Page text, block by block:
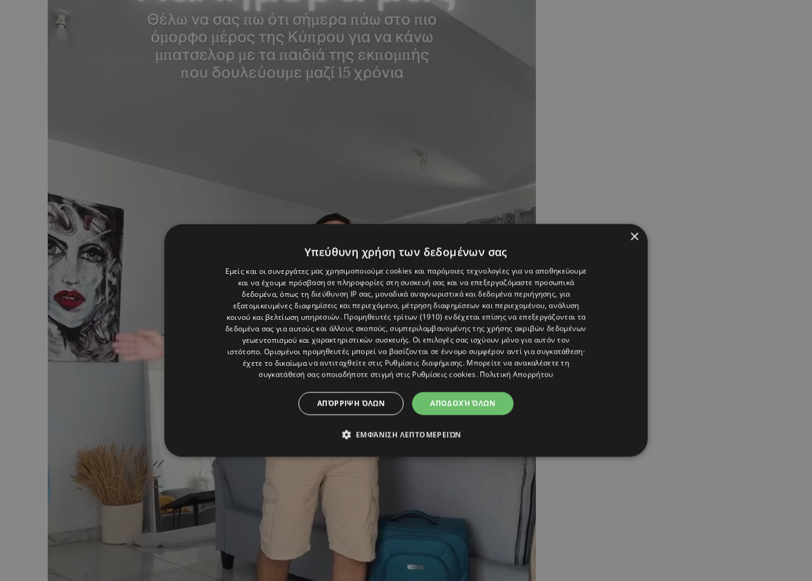
×
Υπεύθυνη χρήση των δεδομένων σας
Εμείς και οι συνεργάτες μας χρησιμοποιούμε cookies και παρόμοιες τεχνολογίες για να αποθηκεύουμε
και να έχουμε πρόσβαση σε πληροφορίες στη συσκευή σας και να επεξεργαζόμαστε προσωπικά
δεδομένα, όπως τη διεύθυνση IP σας, μοναδικά αναγνωριστικά και δεδομένα περιήγησης, για
εξατομικευμένες διαφημίσεις και περιεχόμενο, μέτρηση διαφημίσεων και περιεχομένου, ανάλυση
κοινού και βελτίωση υπηρεσιών. Προμηθευτές τρίτων (1910) ενδέχεται επίσης να επεξεργάζονται τα
δεδομένα σας για αυτούς και άλλους σκοπούς, συμπεριλαμβανομένης της χρήσης ακριβών δεδομένων
γεωεντοπισμού και χαρακτηριστικών συσκευής. Οι επιλογές σας ισχύουν μόνο για αυτόν τον
ιστότοπο. Ορισμένοι προμηθευτές μπορεί να βασίζονται σε έννομο συμφέρον αντί για συγκατάθεση·
έχετε το δικαίωμα να αντιταχθείτε στις Ρυθμίσεις διαφήμισης. Μπορείτε να ανακαλέσετε τη
συγκατάθεσή σας οποιαδήποτε στιγμή στις Ρυθμίσεις cookies. Πολιτική Απορρήτου
ΑΠΟΔΟΧΉ ΌΛΩΝ
ΑΠΌΡΡΙΨΗ ΌΛΩΝ
ΕΜΦΆΝΙΣΗ ΛΕΠΤΟΜΕΡΕΙΏΝ